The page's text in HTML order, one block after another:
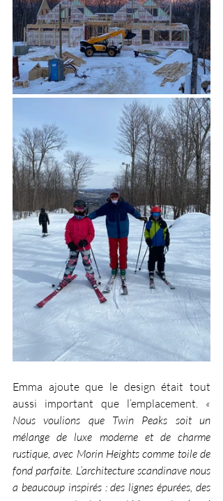
Emma ajoute que le design était tout
aussi important que l’emplacement. «
Nous voulions que Twin Peaks soit un
mélange de luxe moderne et de charme
rustique, avec Morin Heights comme toile de
fond parfaite. L’architecture scandinave nous
a beaucoup inspirés : des lignes épurées, des